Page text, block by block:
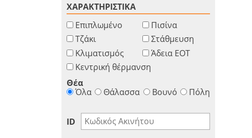
ΧΑΡΑΚΤΗΡΙΣΤΙΚΑ
Επιπλωμένο
Τζάκι
Κλιματισμός
Πισίνα
Στάθμευση
Άδεια ΕΟΤ
Κεντρική θέρμανση
Θέα
Όλα
Θάλασσα Βουνό Πόλη
ID